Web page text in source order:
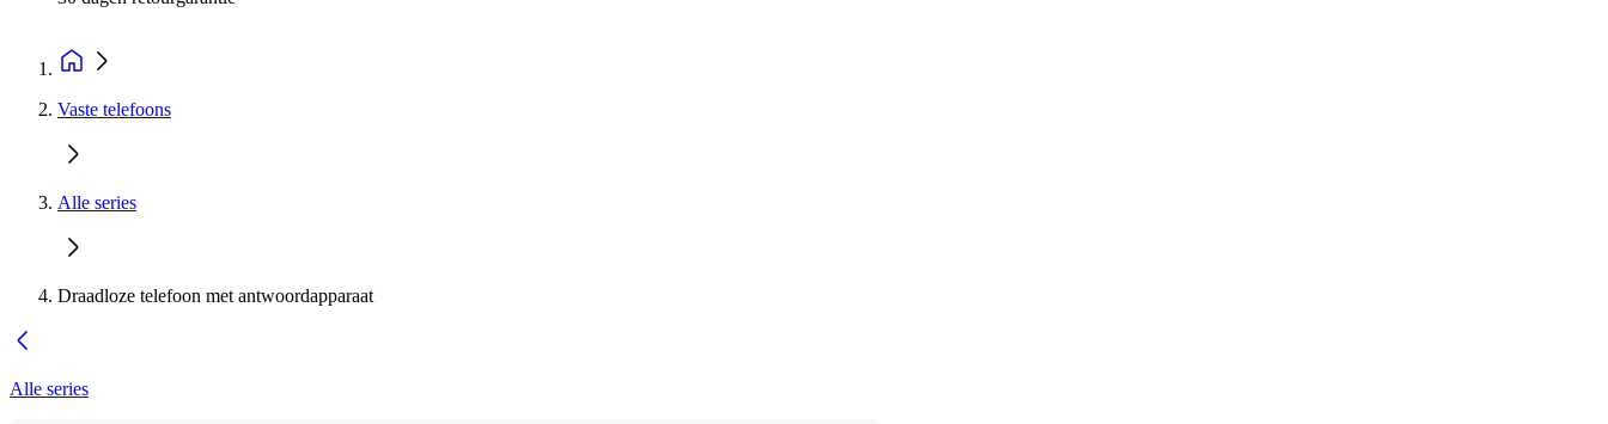
Vaste telefoons
Alle series
Draadloze telefoon met antwoordapparaat
Alle series